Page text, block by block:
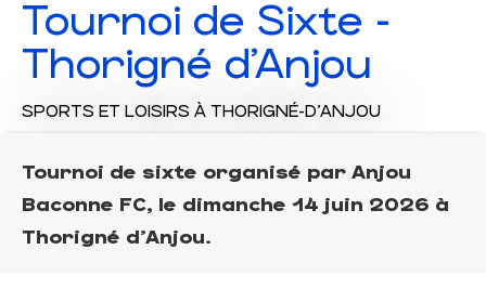
Tournoi de Sixte -
Thorigné d'Anjou
SPORTS ET LOISIRS À THORIGNÉ-D'ANJOU
Tournoi de sixte organisé par Anjou
Baconne FC, le dimanche 14 juin 2026 à
Thorigné d'Anjou.